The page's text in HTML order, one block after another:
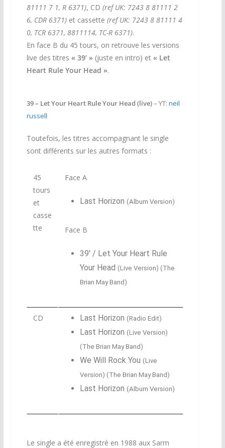
81111 7 1, R 6371), CD (ref UK: 7243 8 81111 2
6, CDR 6371)et cassette (ref UK: 7243 8 81111 4
0, TCR 6371, 8811114, TC-R 6371).
En face B du 45 tours, on retrouve les versions
live des titres « 39’ » (juste en intro) et « Let
Heart Rule Your Head ».
39 – Let Your Heart Rule Your Head (live)– YT: neil
russell
Toutefois, les titres accompagnant le single
sont différents sur les autres formats :
45
tours
et
casse
tte
Face A
Last Horizon (Album Version)
Face B
39′ / Let Your Heart Rule
Your Head (Live Version) (The
Brian May Band)
CD Last Horizon (Radio Edit)
Last Horizon (Live Version)
(The Brian May Band)
We Will Rock You (Live
Version) (The Brian May Band)
Last Horizon (Album Version)
Le single a été enregistré en 1988 aux Sarm